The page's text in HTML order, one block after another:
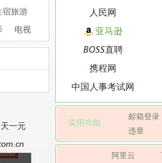
人民网
亚马逊
BOSS直聘
携程网
中国人事考试网
实用功能
邮箱登录
违章
阿里云
宿旅游
电视
一元